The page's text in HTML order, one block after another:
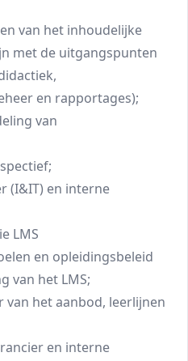
van het inhoudelijke
met de uitgangspunten
en rapportages);
van
(I&IT) en interne
LMS
en opleidingsbeleid
van het LMS;
het aanbod, leerlijnen
en interne